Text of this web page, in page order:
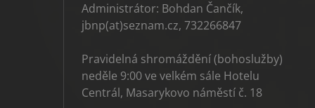
Administrátor: Bohdan Čančík,
jbnp(at)seznam.cz, 732266847
Pravidelná shromáždění (bohoslužby)
neděle 9:00 ve velkém sále Hotelu
Centrál, Masarykovo náměstí č. 18